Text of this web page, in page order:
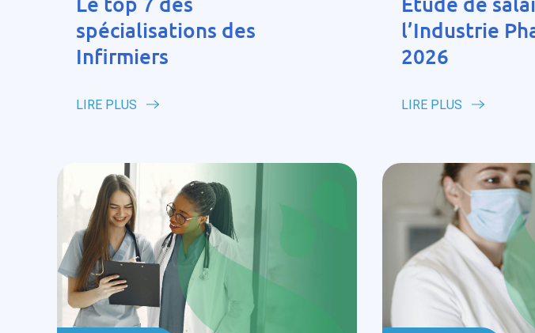
spécialisations des
Infirmiers
LIRE PLUS
l’Industrie
2026
LIRE PLUS